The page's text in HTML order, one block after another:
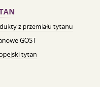
z przemiału tytanu
GOST
tytan